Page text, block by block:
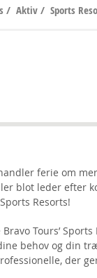
/ Aktiv/ Sports
ferie om
blot leder efter
Resorts!
Tours’
behov og din
der